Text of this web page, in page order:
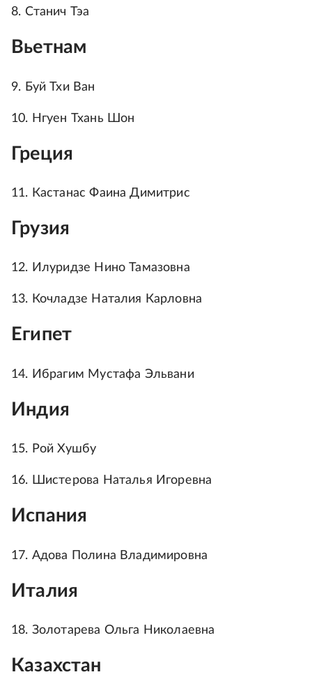
8. Станич Тэа
Вьетнам
9. Буй Тхи Ван
10. Нгуен Тхань Шон
Греция
11. Кастанас Фаина Димитрис
Грузия
12. Илуридзе Нино Тамазовна
13. Кочладзе Наталия Карловна
Египет
14. Ибрагим Мустафа Эльвани
Индия
15. Рой Хушбу
16. Шистерова Наталья Игоревна
Испания
17. Адова Полина Владимировна
Италия
18. Золотарева Ольга Николаевна
Казахстан